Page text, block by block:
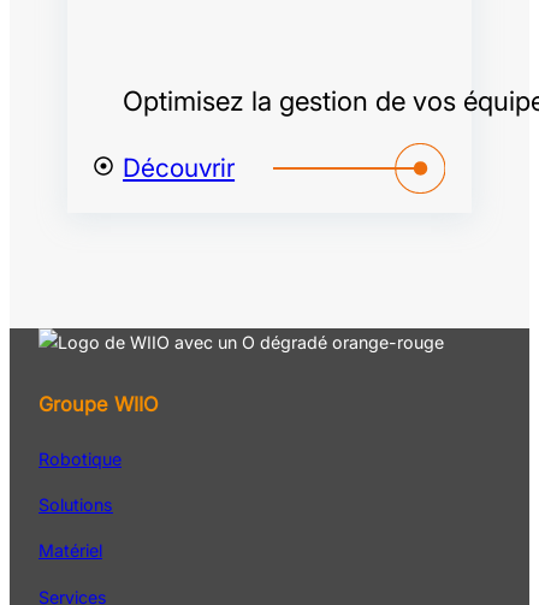
Optimisez la gestion de vos
Découvrir
Groupe WIIO
Robotique
Solutions
Matériel
Services